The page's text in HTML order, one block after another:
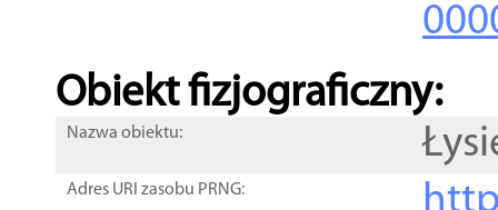
Obiekt fizjograficzny:
Nazwa obiektu:
Adres URI zasobu PRNG: